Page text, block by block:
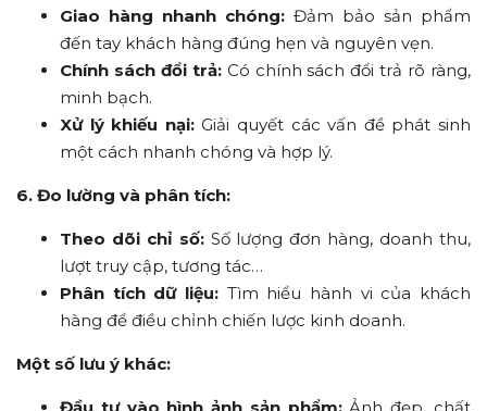
Giao hàng nhanh chóng: Đảm bảo sản phẩm
đến tay khách hàng đúng hẹn và nguyên vẹn.
Chính sách đổi trả:Có chính sách đổi trả rõ ràng,
minh bạch.
Xử lý khiếu nại:Giải quyết các vấn đề phát sinh
một cách nhanh chóng và hợp lý.
6. Đo lường và phân tích:
Theo dõi chỉ số:Số lượng đơn hàng, doanh thu,
lượt truy cập, tương tác…
Phân tích dữ liệu: Tìm hiểu hành vi của khách
hàng để điều chỉnh chiến lược kinh doanh.
Một số lưu ý khác: